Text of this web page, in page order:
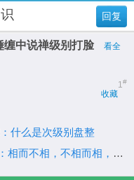
回复
缠中说禅级别打脸
看全
1#
收藏
什么是次级别盘整
，不相而相，你是相还是不相？